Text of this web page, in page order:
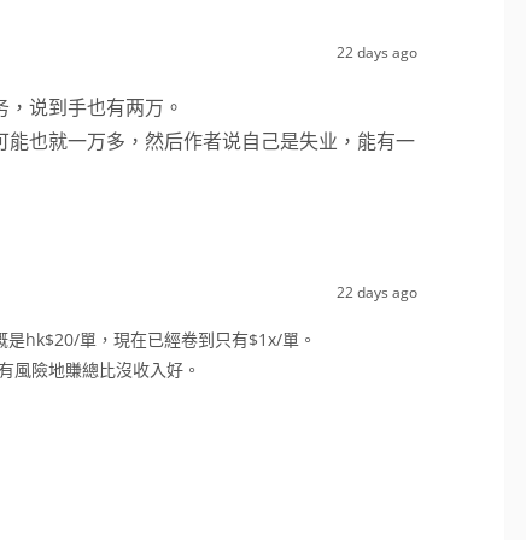
22 days ago
说到手也有两万。
也就一万多，然后作者说自己是失业，能有一
22 days ago
hk$20/單，現在已經卷到只有$1x/單。
風險地賺總比沒收入好。